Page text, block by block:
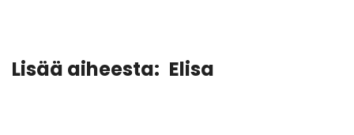
Lisää aiheesta: Elisa